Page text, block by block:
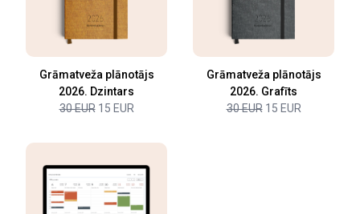
Grāmatveža plānotājs
2026. Dzintars
30 EUR15 EUR
Grāmatveža plānotājs
2026. Grafīts
30 EUR15 EUR